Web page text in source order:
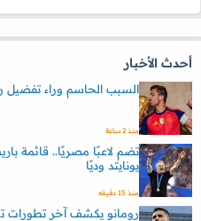
أحدث الأخبار
السبب الحاسم وراء تفضيل
منذ 2 ساعة
تضم لاعبًا مصريًا.. قائمة
يونايتد وديًا
منذ 15 دقيقه
رومانو يكشف آخر تطورات